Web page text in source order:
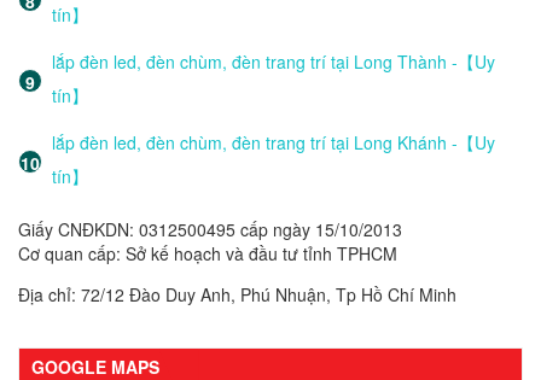
tín】
lắp đèn led, đèn chùm, đèn trang trí tại Long Thành -【Uy
tín】
lắp đèn led, đèn chùm, đèn trang trí tại Long Khánh -【Uy
tín】
Giấy CNĐKDN: 0312500495 cấp ngày 15/10/2013
Cơ quan cấp: Sở kế hoạch và đầu tư tỉnh TPHCM
Địa chỉ: 72/12 Đào Duy Anh, Phú Nhuận, Tp Hồ Chí Minh
GOOGLE MAPS